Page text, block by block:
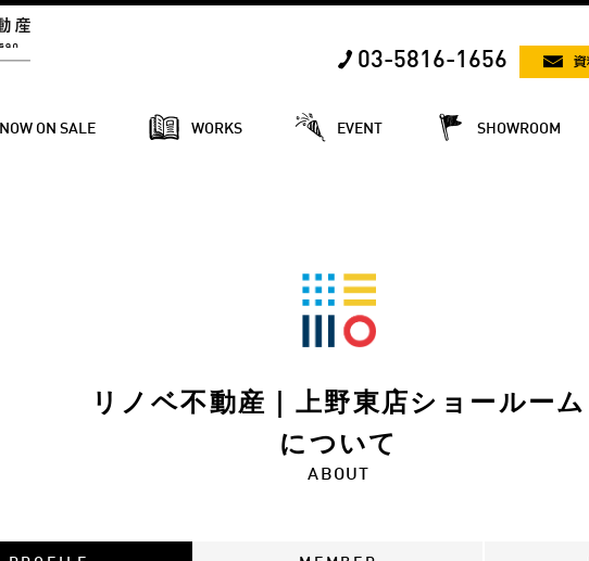
03-5816-1656
NOW ON SALE WORKS EVENT SHOWROOM
リノベ不動産｜上野東店ショールーム
について
ABOUT